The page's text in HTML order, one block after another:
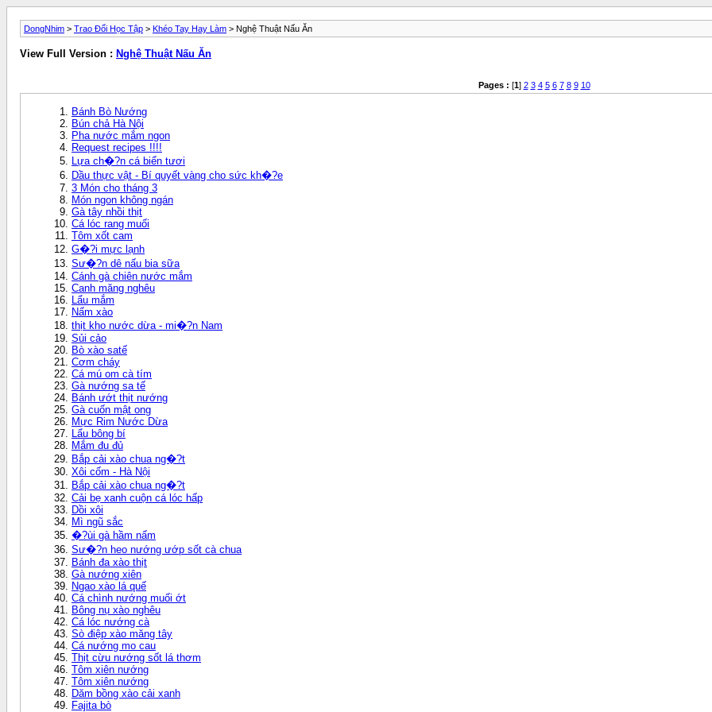
DongNhim > Trao Đổi Học Tập > Khéo Tay Hay Làm > Nghệ Thuật Nấu Ăn
View Full Version : Nghệ Thuật Nấu Ăn
Pages : [1] 2 3 4 5 6 7 8 9 10
Bánh Bò Nướng
Bún chả Hà Nội
Pha nước mắm ngon
Request recipes !!!!
Lựa ch�?n cá biển tươi
Dầu thực vật - Bí quyết vàng cho sức kh�?e
3 Món cho tháng 3
Món ngon không ngán
Gà tây nhồi thịt
Cá lóc rang muối
Tôm xốt cam
G�?i mực lạnh
Sư�?n dê nấu bia sữa
Cánh gà chiên nước mắm
Canh măng nghêu
Lẩu mắm
Nấm xào
thịt kho nước dừa - mi�?n Nam
Sủi cảo
Bò xào satế
Cơm cháy
Cá mú om cà tím
Gà nướng sa tế
Bánh ướt thịt nướng
Gà cuốn mật ong
Mực Rim Nước Dừa
Lẩu bông bí
Mắm đu đủ
Bắp cải xào chua ng�?t
Xôi cốm - Hà Nội
Bắp cải xào chua ng�?t
Cải bẹ xanh cuộn cá lóc hấp
Dồi xôi
Mì ngũ sắc
�?ùi gà hầm nấm
Sư�?n heo nướng ướp sốt cà chua
Bánh đa xào thịt
Gà nướng xiên
Ngao xào lá quế
Cá chình nướng muối ớt
Bông nụ xào nghêu
Cá lóc nướng cà
Sò điệp xào măng tây
Cá nướng mo cau
Thịt cừu nướng sốt lá thơm
Tôm xiên nướng
Tôm xiên nướng
Dăm bồng xào cải xanh
Fajita bò